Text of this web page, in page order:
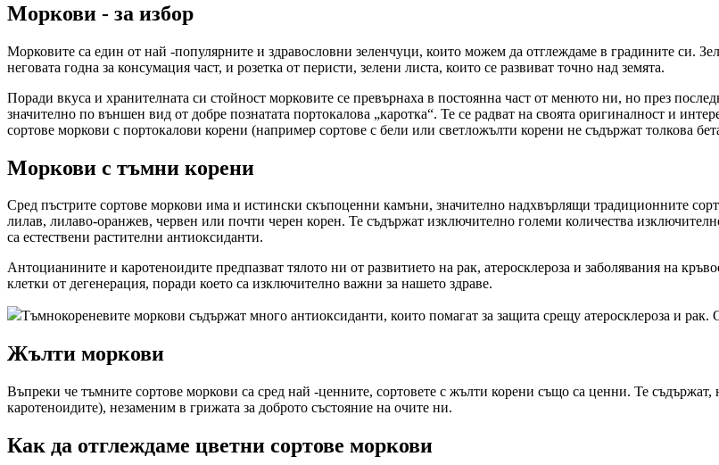
Моркови - за избор
Морковите са един от най -популярните и здравословни зеленчуци, които можем да отглеждаме в градините си.
неговата годна за консумация част, и розетка от перисти, зелени листа, които се развиват точно над земята.
Поради вкуса и хранителната си стойност морковите се превърнаха в постоянна част от менюто ни, но през
значително по външен вид от добре познатата портокалова „каротка“. Те се радват на своята оригиналност и
сортове моркови с портокалови корени (например сортове с бели или светложълти корени не съдържат толкова
Моркови с тъмни корени
Сред пъстрите сортове моркови има и истински скъпоценни камъни, значително надхвърлящи традиционните
лилав, лилаво-оранжев, червен или почти черен корен. Те съдържат изключително големи количества
са естествени растителни антиоксиданти.
Антоцианините и каротеноидите предпазват тялото ни от развитието на рак, атеросклероза и заболявания на
клетки от дегенерация, поради което са изключително важни за нашето здраве.
Тъмнокореневите моркови съдържат много антиоксиданти, които помагат за защита срещу атеросклероза и рак.
Жълти моркови
Въпреки че тъмните сортове моркови са сред най -ценните, сортовете с жълти корени също са ценни. Те
каротеноидите), незаменим в грижата за доброто състояние на очите ни.
Как да отглеждаме цветни сортове моркови